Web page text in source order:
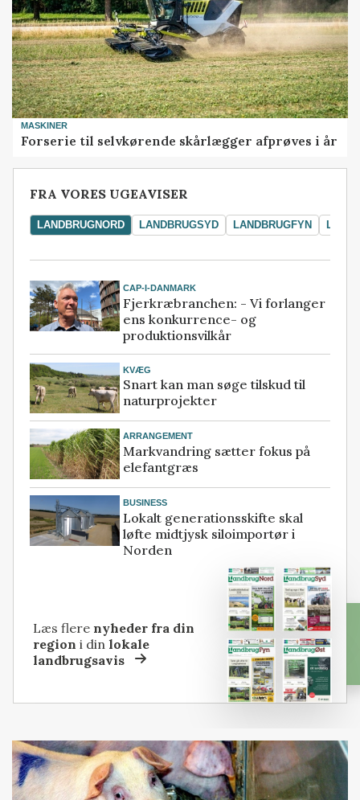
MASKINER
Forserie til selvkørende skårlægger afprøves i år
FRA VORES UGEAVISER
LANDBRUGNORD LANDBRUGSYD LANDBRUGFYN
CAP-I-DANMARK
Fjerkræbranchen: - Vi forlanger
ens konkurrence- og
produktionsvilkår
KVÆG
Snart kan man søge tilskud til
naturprojekter
ARRANGEMENT
Markvandring sætter fokus på
elefantgræs
BUSINESS
Lokalt generationsskifte skal
løfte midtjysk siloimportør i
Norden
Læs flere nyheder fra din
region i dinlokale
landbrugsavis